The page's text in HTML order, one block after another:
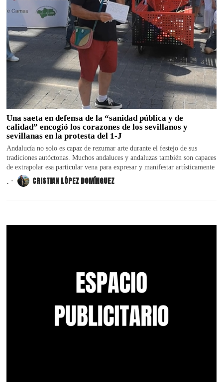
Una saeta en defensa de la “sanidad pública y de
calidad” encogió los corazones de los sevillanos y
sevillanas en la protesta del 1-J
Andalucía no solo es capaz de rezumar arte durante el festejo de sus
tradiciones autóctonas. Muchos andaluces y andaluzas también son capaces
de extrapolar esa particular vena para expresar y manifestar artísticamente
. CRISTIAN LÓPEZ DOMÍNGUEZ